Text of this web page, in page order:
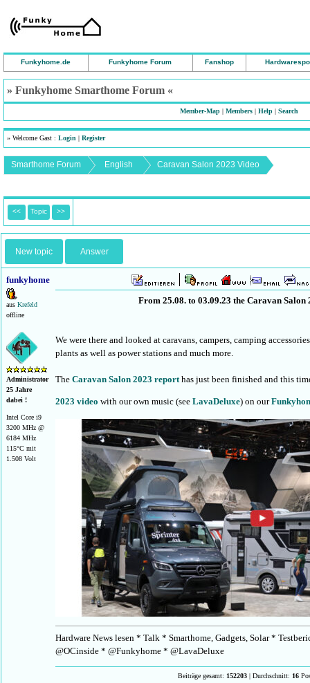
Funkyhome.de Funkyhome Forum Fanshop
» Funkyhome Smarthome Forum «
Member-Map| Members| Help| Search
» Welcome Gast : Login | Register
Smarthome Forum English Caravan Salon 2023 Video
<< Topic >>
New topic Answer
funkyhome
aus Krefeld
offline
Administrator
25 Jahre
dabei !
Intel Core i9
3200 MHz @
6184 MHz
115°C mit
1.508 Volt
From 25.08. to 03.09.23 the Caravan
We were there and looked at caravans, campers, camping
plants as well as power stations and much more.
The Caravan Salon 2023 reporthas just been finished and this
2023 video with our own music (see LavaDeluxe) on our
Hardware News lesen * Talk * Smarthome, Gadgets, Solar *
@OCinside * @Funkyhome * @LavaDeluxe
Beiträge gesamt: 152203 | Durchschnitt: 16